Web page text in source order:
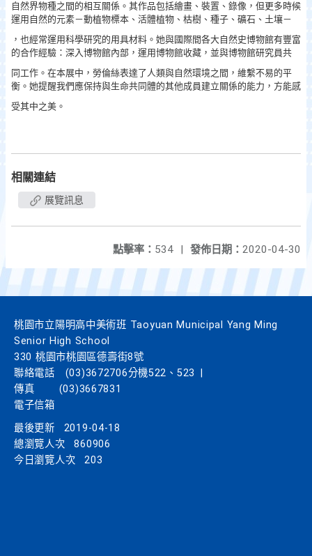
自然界物種之間的相互關係。其作品包括繪畫、裝置、錄像，但更多時候
運用自然的元素­－動植物標本、活體植物、枯樹、種子、礦石、土壤－
，也經常運用科學研究的用具材料。她與國際間各大自然史博物館有豐富
的合作經驗：深入博物館內部，運用博物館收藏，並與博物館研究員共
同工作。在本展中，勞倫絲表達了人類與自然環境之間，維繫不易的平
衡。她提醒我們應保持與生命共同體的其他成員建立關係的能力，方能感
受其中之美。
相關連結
展覽訊息
發佈日期： 2020-04-30
點擊率： 534 |
桃園市立陽明高中美術班 Taoyuan Municipal Yang Ming
Senior High School
330 桃園市桃園區德壽街8號
聯絡電話
(03)3672706分機522、523
傳真
(03)3667831
電子信箱
最後更新
2019-04-18
總瀏覽人次
860906
今日瀏覽人次
203